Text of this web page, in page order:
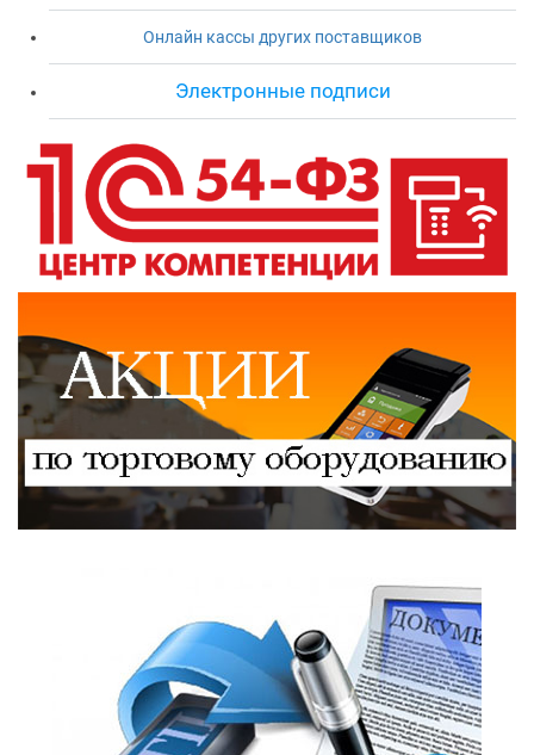
Новости
Онлайн кассы других поставщиков
Электронные подписи